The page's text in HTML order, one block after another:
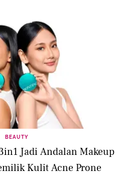
BEAUTY
Jadi Andalan Makeup
Kulit Acne Prone